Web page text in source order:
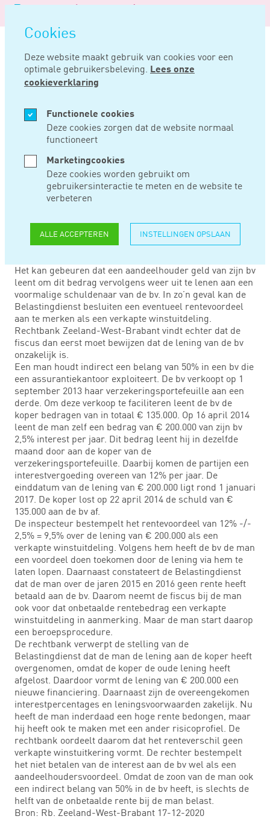
overslaan
Cookies
Deze website maakt gebruik van cookies voor een
optimale gebruikersbeleving. Lees onze
cookieverklaring
Functionele cookies
Deze cookies zorgen dat de website normaal
functioneert
Marketingcookies
Deze cookies worden gebruikt om
gebruikersinteractie te meten en de website te
verbeteren
ALLE ACCEPTEREN INSTELLINGEN OPSLAAN
Logo
Noord
Negentig
Home Nieuws
JAN 13, 2021
RENTEVOORDEEL
DGA HOEFT GEEN
VERKAPT DIVIDEND
TE ZIJN
Het kan gebeuren dat een aandeelhouder geld van zijn bv
leent om dit bedrag vervolgens weer uit te lenen aan een
voormalige schuldenaar van de bv. In zo’n geval kan de
Belastingdienst besluiten een eventueel rentevoordeel
aan te merken als een verkapte winstuitdeling.
Rechtbank Zeeland-West-Brabant vindt echter dat de
fiscus dan eerst moet bewijzen dat de lening van de bv
onzakelijk is.
Een man houdt indirect een belang van 50% in een bv die
een assurantiekantoor exploiteert. De bv verkoopt op 1
september 2013 haar verzekeringsportefeuille aan een
derde. Om deze verkoop te faciliteren leent de bv de
koper bedragen van in totaal € 135.000. Op 16 april 2014
leent de man zelf een bedrag van € 200.000 van zijn bv
2,5% interest per jaar. Dit bedrag leent hij in dezelfde
maand door aan de koper van de
verzekeringsportefeuille. Daarbij komen de partijen een
interestvergoeding overeen van 12% per jaar. De
einddatum van de lening van € 200.000 ligt rond 1 januari
2017. De koper lost op 22 april 2014 de schuld van €
135.000 aan de bv af.
De inspecteur bestempelt het rentevoordeel van 12% -/-
2,5% = 9,5% over de lening van € 200.000 als een
verkapte winstuitdeling. Volgens hem heeft de bv de man
een voordeel doen toekomen door de lening via hem te
laten lopen. Daarnaast constateert de Belastingdienst
dat de man over de jaren 2015 en 2016 geen rente heeft
betaald aan de bv. Daarom neemt de fiscus bij de man
ook voor dat onbetaalde rentebedrag een verkapte
winstuitdeling in aanmerking. Maar de man start daarop
een beroepsprocedure.
De rechtbank verwerpt de stelling van de
Belastingdienst dat de man de lening aan de koper heeft
overgenomen, omdat de koper de oude lening heeft
afgelost. Daardoor vormt de lening van € 200.000 een
nieuwe financiering. Daarnaast zijn de overeengekomen
interestpercentages en leningsvoorwaarden zakelijk. Nu
heeft de man inderdaad een hoge rente bedongen, maar
hij heeft ook te maken met een ander risicoprofiel. De
rechtbank oordeelt daarom dat het renteverschil geen
verkapte winstuitkering vormt. De rechter bestempelt
het niet betalen van de interest aan de bv wel als een
aandeelhoudersvoordeel. Omdat de zoon van de man ook
een indirect belang van 50% in de bv heeft, is slechts de
helft van de onbetaalde rente bij de man belast.
Bron: Rb. Zeeland-West-Brabant 17-12-2020